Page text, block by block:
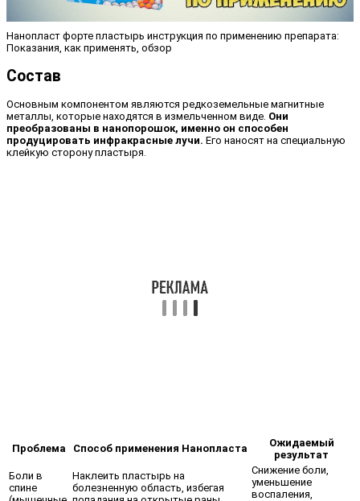
Нанопласт форте пластырь инструкция по применению препарата:
Показания, как применять, обзор
Состав
Основным компонентом являются редкоземельные магнитные
металлы, которые находятся в измельченном виде. Они
преобразованы в нанопорошок, именно он способен
продуцировать инфракрасные лучи. Его наносят на специальную
клейкую сторону пластыря.
Проблема Способ применения Нанопласта
Ожидаемый
результат
Боли в
спине
Наклеить пластырь на
болезненную область, избегая
Снижение боли,
уменьшение
воспаления,